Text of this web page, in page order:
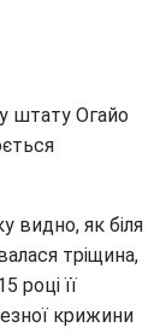
штату Огайо
видно, як біля
тріщина,
році її
крижини